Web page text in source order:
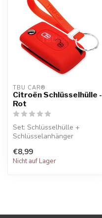
TBU CAR®
Citroën Schlüsselhülle -
Rot
Set: Schlüsselhülle +
Schlüsselanhänger
€8,99
Nicht auf Lager